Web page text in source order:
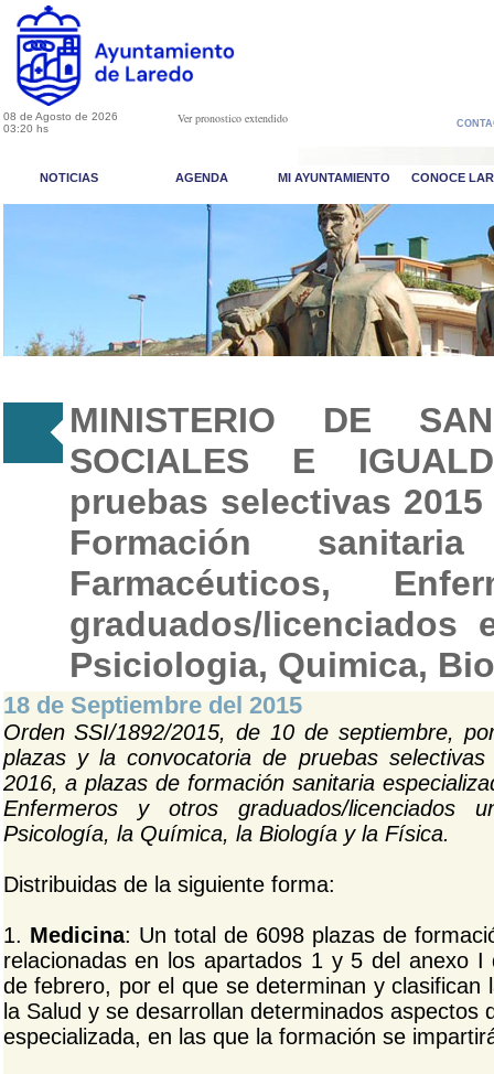
08 de Agosto de 2026
03:20 hs
Ver pronostico extendido
NOTICIAS AGENDA MI AYUNTAMIENTO CONOCE
MINISTERIO DE
SOCIALES E
pruebas selectivas
Formación
Farmacéuticos,
graduados/
Psiciologia, Quimica,
18 de Septiembre del 2015
Orden SSI/1892/2015, de 10 de septiembre,
plazas y la convocatoria de pruebas
2016, a plazas de formación sanitaria
Enfermeros y otros graduados/licenciados
Psicología, la Química, la Biología y la Física.
Distribuidas de la siguiente forma:
1. Medicina: Un total de 6098 plazas de
relacionadas en los apartados 1 y 5 del anexo
de febrero, por el que se determinan y clasifican
la Salud y se desarrollan determinados aspectos
especializada, en las que la formación se